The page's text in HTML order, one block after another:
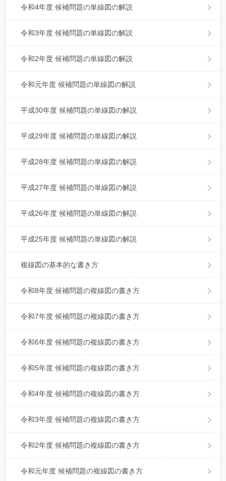
令和4年度 候補問題の単線図の解説
令和3年度 候補問題の単線図の解説
令和2年度 候補問題の単線図の解説
令和元年度 候補問題の単線図の解説
平成30年度 候補問題の単線図の解説
平成29年度 候補問題の単線図の解説
平成28年度 候補問題の単線図の解説
平成27年度 候補問題の単線図の解説
平成26年度 候補問題の単線図の解説
平成25年度 候補問題の単線図の解説
複線図の基本的な書き方
令和8年度 候補問題の複線図の書き方
令和7年度 候補問題の複線図の書き方
令和6年度 候補問題の複線図の書き方
令和5年度 候補問題の複線図の書き方
令和4年度 候補問題の複線図の書き方
令和3年度 候補問題の複線図の書き方
令和2年度 候補問題の複線図の書き方
令和元年度 候補問題の複線図の書き方